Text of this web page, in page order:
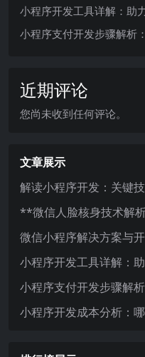
小程序开发工具详解：助
小程序支付开发步骤解析
近期评论
您尚未收到任何评论。
文章展示
解读小程序开发：关键
**微信人脸核身技术解
微信小程序解决方案与
小程序开发工具详解：
小程序支付开发步骤解
小程序开发成本分析：